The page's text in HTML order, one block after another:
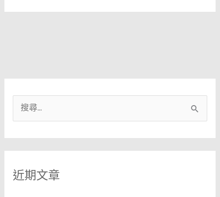
三
則：
烈
酒
酌，
尋
關
字
近期文章